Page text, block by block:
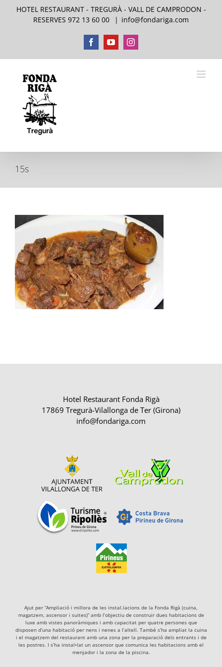
HOTEL RESTAURANT - TREGURÀ - VALL DE CAMPRODON -
RESERVES 972 13 60 00
| info@fondariga.com
FacebookYouTubeInstagram
15s
Hotel Restaurant Fonda Rigà
17869 Tregurà-Vilallonga de Ter (Girona)
info@fondariga.com
Ajut per “Ampliació i millora de les instal.lacions de la Fonda Rigà (cuina,
magatzem, ascensor i suites)” amb l’objectiu de construir dues habitacions de
luxe amb vistes panoràmiques i amb capacitat per quatre persones que
disposen d’una habitació per nens i nenes a l’altell. També s’ha ampliat la cuina
i el magatzem del restaurant amb una zona per la preparació dels entrants i de
les postres. I s’ha instal•lat un ascensor que comunica les habitacions amb el
menjador i la zona de la piscina.